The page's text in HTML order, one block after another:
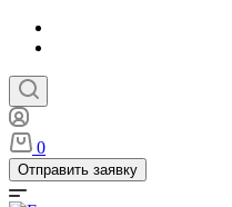
0
Отправить заявку